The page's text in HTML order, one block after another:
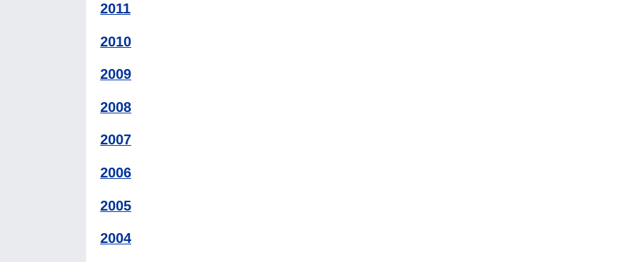
2011
2010
2009
2008
2007
2006
2005
2004